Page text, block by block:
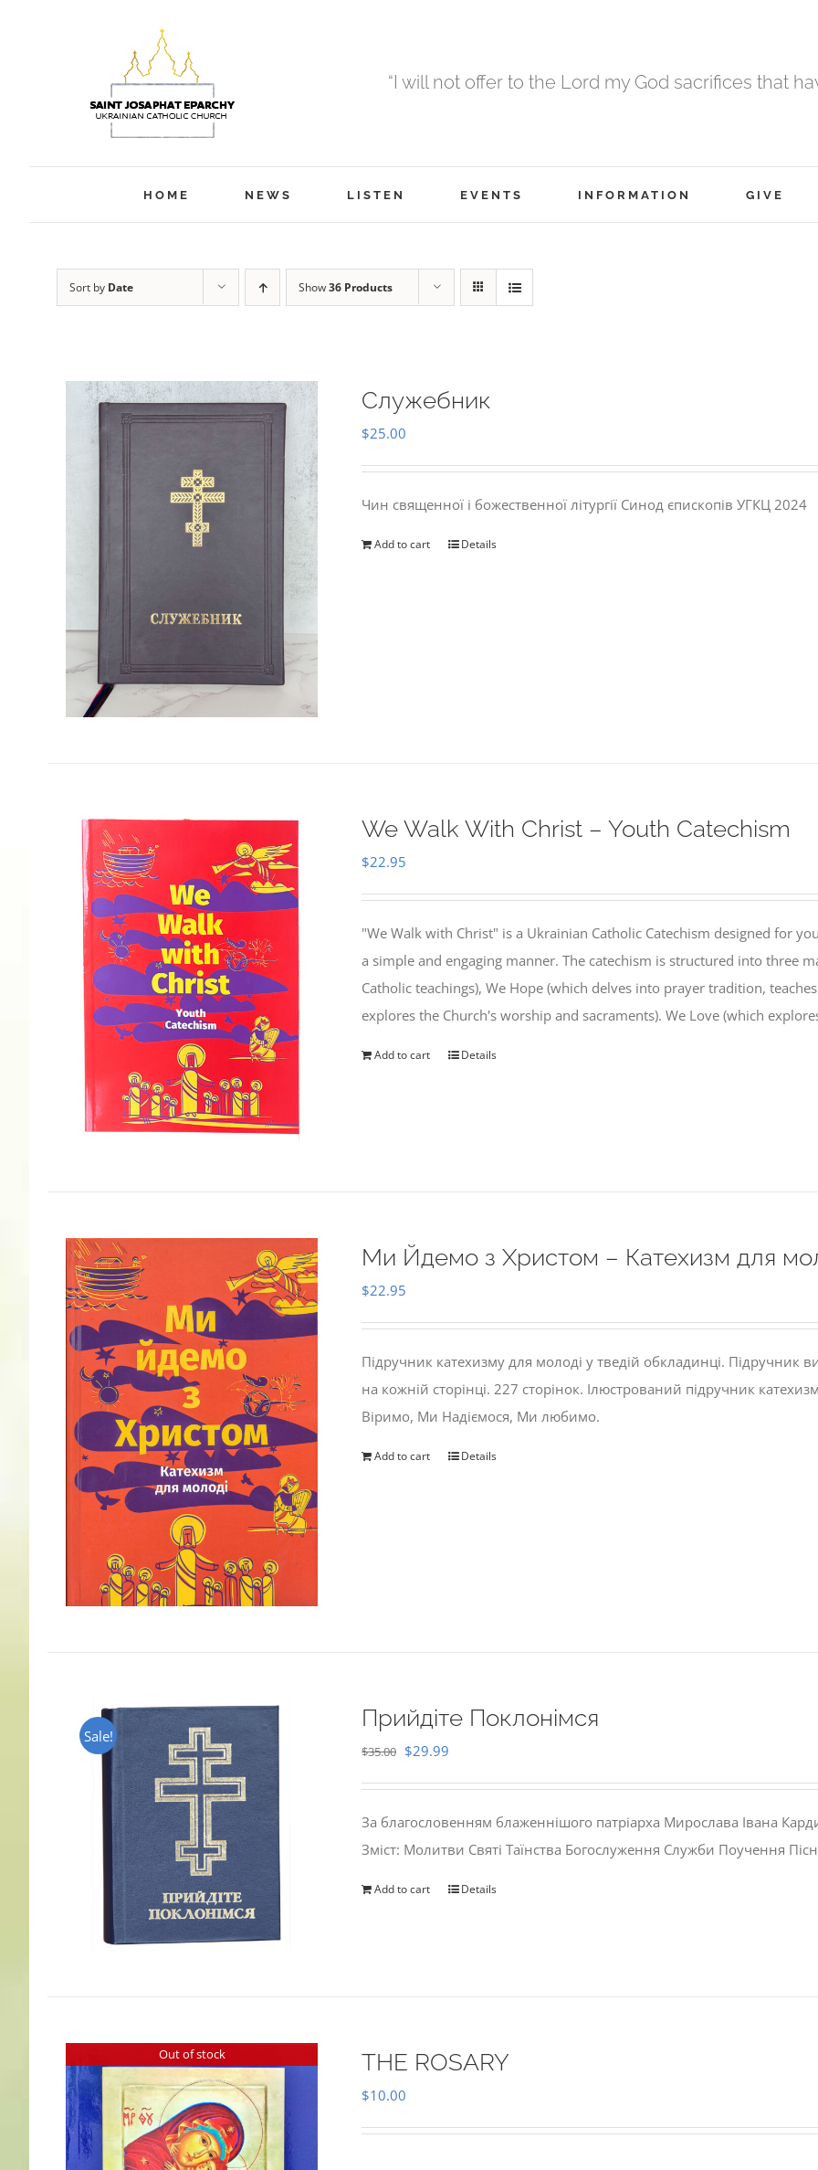
“I will not offer to the Lord my God sacrifices that
HOME NEWS LISTEN EVENTS INFORMATION GIVE
Sort by Date Show36 Products
Служебник
$25.00
Чин священної і божественної літургії Синод єпископів УГКЦ 2024
Add to cart Details
We Walk With Christ – Youth Catechism
$22.95
"We Walk with Christ" is a Ukrainian Catholic Catechism designed for
a simple and engaging manner. The catechism is structured into three
Catholic teachings), We Hope (which delves into prayer tradition,
explores the Church's worship and sacraments). We Love (which
Add to cart Details
Ми Йдемо з Христом – Катехизм для
$22.95
Підручник катехизму для молоді у тведій обкладинці.
на кожній сторінці. 227 сторінок. Ілюстрований підручник
Віримо, Ми Надіємося, Ми любимо.
Add to cart Details
Sale!
Прийдіте Поклонімся
$35.00 Original
$35.00.
$29.99
$29.99.
За благословенням блаженнішого патріарха Мирослава Івана
Зміст: Молитви Святі Таїнства Богослуження Служби Поучення
Add to cart Details
Out of stock THE ROSARY
$10.00